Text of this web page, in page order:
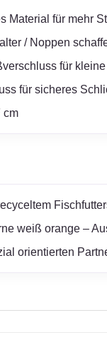
Material für mehr
/ Noppen
für
für sicheres
cm
weiß orange –
orientierten